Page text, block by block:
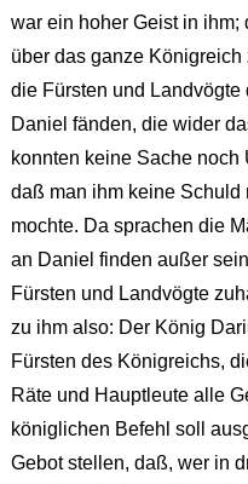
war ein hoher Geist in ihm;
über das ganze
die Fürsten und
Daniel fänden, die wider
konnten keine Sache noch
daß man ihm keine Schuld
mochte. Da sprachen die
an Daniel finden außer
Fürsten und Landvögte
zu ihm also: Der König
Fürsten des Königreichs,
Räte und Hauptleute alle
königlichen Befehl soll
Gebot stellen, daß, wer in